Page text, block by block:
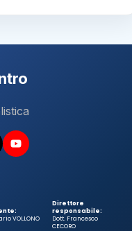
VOLLONO
Direttore
responsabile:
Dott. Francesco
CECORO